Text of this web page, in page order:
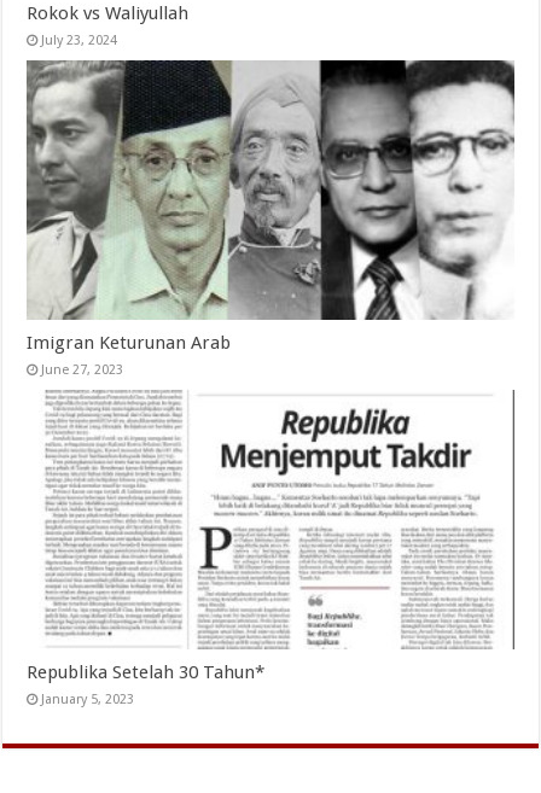
Rokok vs Waliyullah
July 23, 2024
Imigran Keturunan Arab
June 27, 2023
Republika Setelah 30 Tahun*
January 5, 2023